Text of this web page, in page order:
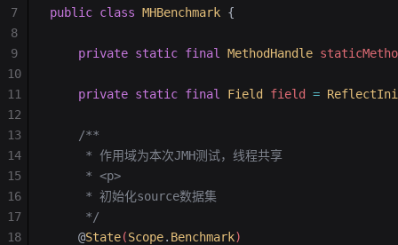
public class MHBenchmark {
    private
static final MethodHandle
    private
static final Field field =
    /**
     * 作用域为本次JMH测试，线程共享
     * <p>
     * 初始化source数据集
     */
    @
State(Scope. Benchmark)
7
8
9
10
11
12
13
14
15
16
17
18